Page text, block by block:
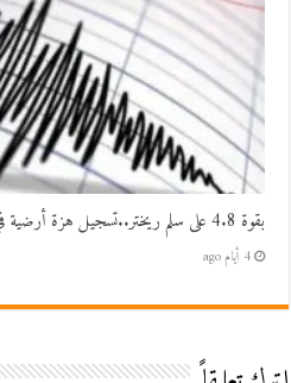
بقوة 4.8 على سلم ريختر..تسجيل هزة أرضية في إقليم ميدلت دون خسائر معلنة
4 أيام ago